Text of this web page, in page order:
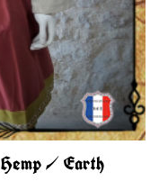
/ Earth